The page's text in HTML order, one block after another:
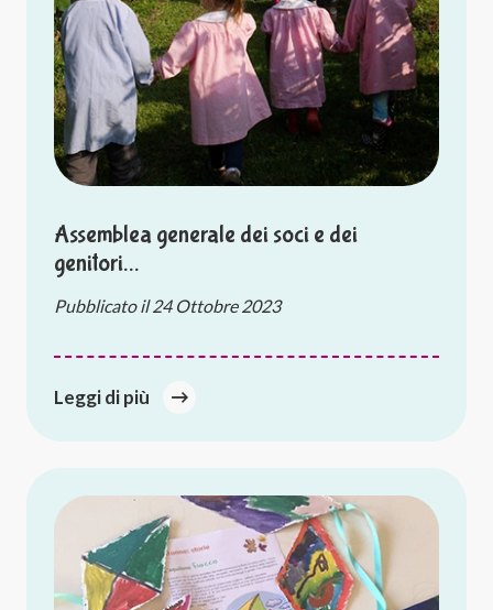
Assemblea generale dei soci e dei
genitori…
Pubblicato il 24 Ottobre 2023
Leggi di più